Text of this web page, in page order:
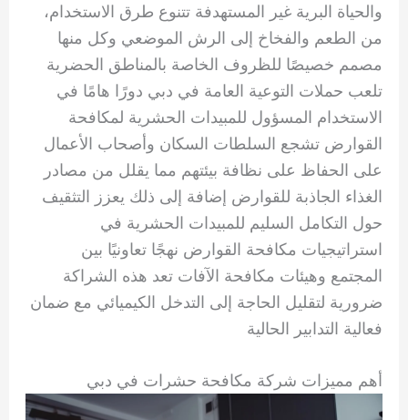
والحياة البرية غير المستهدفة تتنوع طرق الاستخدام،
من الطعم والفخاخ إلى الرش الموضعي وكل منها
مصمم خصيصًا للظروف الخاصة بالمناطق الحضرية
تلعب حملات التوعية العامة في دبي دورًا هامًا في
الاستخدام المسؤول للمبيدات الحشرية لمكافحة
القوارض تشجع السلطات السكان وأصحاب الأعمال
على الحفاظ على نظافة بيئتهم مما يقلل من مصادر
الغذاء الجاذبة للقوارض إضافة إلى ذلك يعزز التثقيف
حول التكامل السليم للمبيدات الحشرية في
استراتيجيات مكافحة القوارض نهجًا تعاونيًا بين
المجتمع وهيئات مكافحة الآفات تعد هذه الشراكة
ضرورية لتقليل الحاجة إلى التدخل الكيميائي مع ضمان
فعالية التدابير الحالية
أهم مميزات شركة مكافحة حشرات في دبي